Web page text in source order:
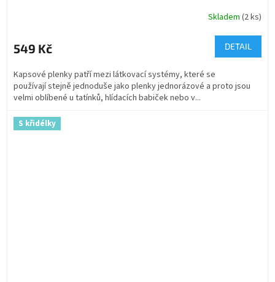
Skladem (2 ks)
549 Kč DETAIL
Kapsové plenky patří mezi látkovací systémy, které se
používají stejně jednoduše jako plenky jednorázové a proto jsou
velmi oblíbené u tatínků, hlídacích babiček nebo v...
S křidélky